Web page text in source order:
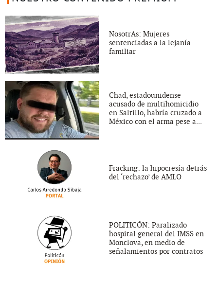
NosotrAs: Mujeres
sentenciadas a la lejanía
familiar
Chad, estadounidense
acusado de multihomicidio
en Saltillo, habría cruzado a
México con el arma pese a...
Fracking: la hipocresía detrás
del ‘rechazo’ de AMLO
POLITICÓN: Paralizado
hospital general del IMSS en
Monclova, en medio de
señalamientos por contratos